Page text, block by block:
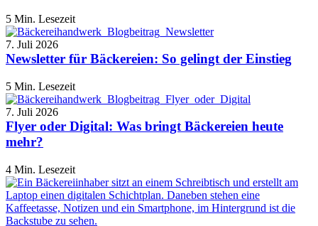
5 Min. Lesezeit
7. Juli 2026
Newsletter für Bäckereien: So gelingt der Einstieg
5 Min. Lesezeit
7. Juli 2026
Flyer oder Digital: Was bringt Bäckereien heute
mehr?
4 Min. Lesezeit